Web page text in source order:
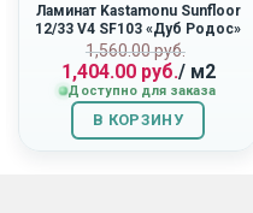
Ламинат Kastamonu Sunfloor
12/33 V4 SF103 «Дуб Родос»
1,560.00руб.
цена
составляла
1,560.00
руб..
1,404.00руб.
Текущая
цена:
1,404.00
руб..
/ м2
Доступно для заказа
В КОРЗИНУ